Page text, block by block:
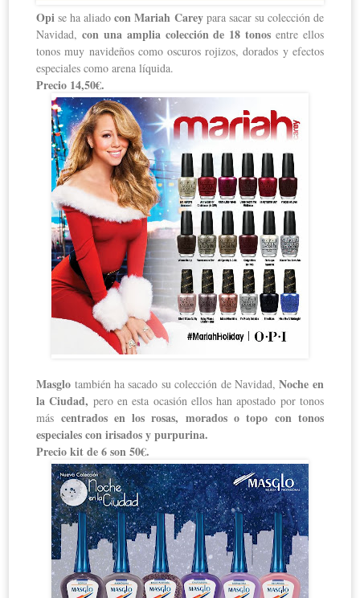
Opi se ha aliadocon Mariah Carey para sacar su colección de
Navidad,con una amplia colección de 18 tonos entre ellos
tonos muy navideños como oscuros rojizos, dorados y efectos
especiales como arena líquida.
Precio 14,50€.
Masglo también ha sacado su colección de Navidad,Noche en
la Ciudad, pero en esta ocasión ellos han apostado por tonos
más centrados en los rosas, morados o topo con tonos
especiales con irisados y purpurina.
Precio kit de 6 son 50€.